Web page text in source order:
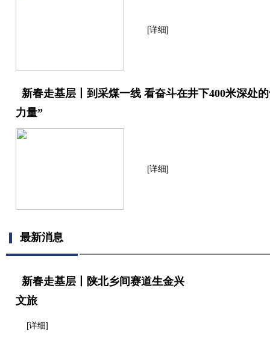
[详细]
新春走基层丨到采煤一线 看奋斗在井下400米深处
力量”
[详细]
最新消息
新春走基层丨陕北乡间赛道生金兴
文旅
[详细]